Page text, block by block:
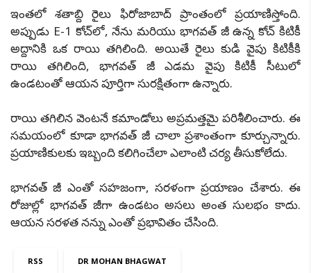
ఇంతలో శతాబ్ది రైలు ఫిరోజాబాద్ ప్రాంతంలో ప్రయాణిస్తోంది.
అప్పుడు E-1 కోచ్‌లో, నేను మరియు భాగవత్ జీ ఉన్న కోచ్ కిటికీ
అద్దానికి ఒక రాయి తగిలింది. అయితే రైలు కుడి వైపు కిటికీకి
రాయి తగిలింది, భాగవత్ జీ ఎడమ వైపు కిటికీ సీటులో
ఉండటంతో ఆయన పూర్తిగా సురక్షితంగా ఉన్నారు.
రాయి తగిలిన వెంటనే కమాండోలు అప్రమత్తమై పరిశీలించారు. ఈ
సమయంలో కూడా భాగవత్ జీ చాలా ప్రశాంతంగా కూర్చున్నారు.
ప్రయాణికులకు ఇబ్బంది కలిగించేలా ఎలాంటి చర్య తీసుకోలేదు.
భాగవత్ జీ ఎంతో సహజంగా, సరళంగా ప్రయాణం చేశారు. ఈ
రోజుల్లో భాగవత్ జీగా ఉండటం అసలు అంత సులభం కాదు.
ఆయన సరళత నన్ను ఎంతో ప్రభావితం చేసింది.
RSS DR MOHAN BHAGWAT